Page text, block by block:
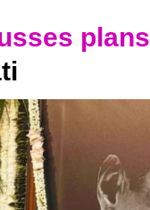
plans